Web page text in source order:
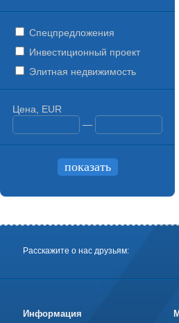
Спецпредложения
Инвестиционный проект
Элитная недвижимость
Цена, EUR
—
Расскажите о нас друзьям:
Информация